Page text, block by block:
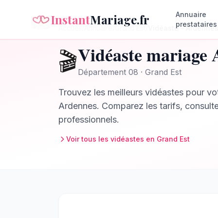
InstantMariage.fr
Annuaire
prestataires
Grand Est Vidéaste–Ardennes
🎬Vidéastemariage
Département 08 · Grand Est
Trouvez les meilleurs vidéastes pour
Ardennes. Comparez les tarifs,
professionnels.
Voir tous les vidéastes en Grand Est